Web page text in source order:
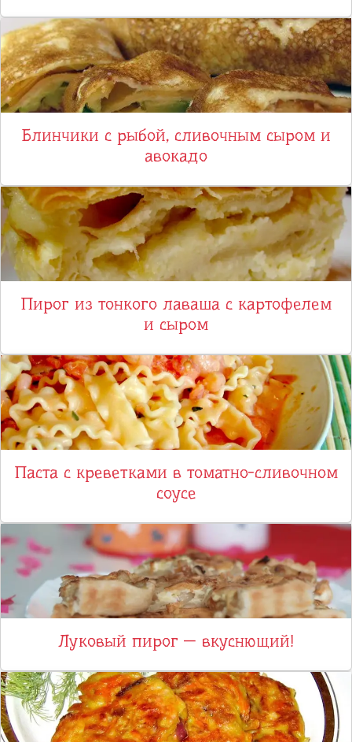
Блинчики с рыбой, сливочным сыром и
авокадо
Пирог из тонкого лаваша с картофелем
и сыром
Паста с креветками в томатно-сливочном
соусе
Луковый пирог — вкуснющий!